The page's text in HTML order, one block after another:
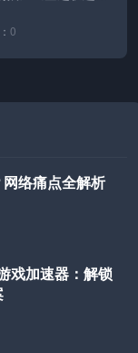
《寂静岭：
等，以及10月的
卡普空、万代等
0
络痛点全解析
戏加速器：解锁